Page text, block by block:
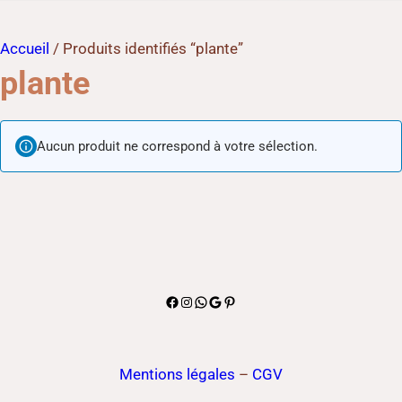
Accueil / Produits identifiés “plante”
plante
Aucun produit ne correspond à votre sélection.
Facebook
Instagram
WhatsApp
Google
Pinterest
Mentions légales – CGV